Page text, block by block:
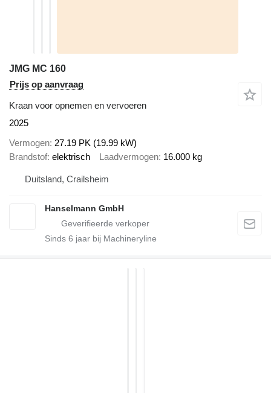
JMG MC 160
Prijs op aanvraag
Kraan voor opnemen en vervoeren
2025
Vermogen 27.19 PK (19.99 kW)
Brandstof elektrisch Laadvermogen 16.000 kg
Duitsland, Crailsheim
Hanselmann GmbH
Sinds 6 jaar bij Machineryline